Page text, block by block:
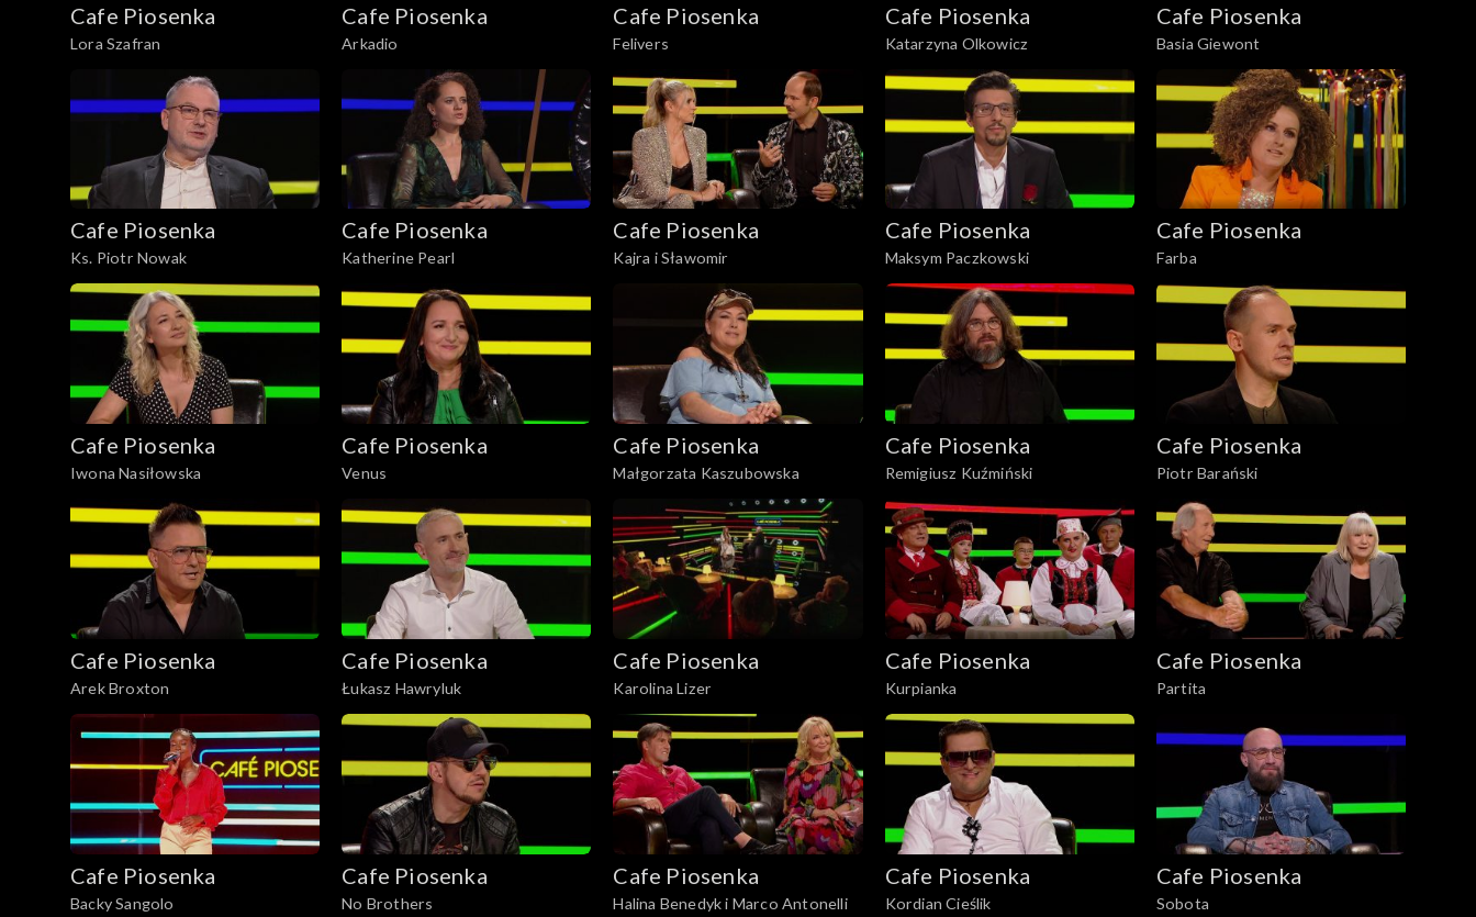
Cafe Piosenka
Lora Szafran
Cafe Piosenka
Arkadio
Cafe Piosenka
Felivers
Cafe Piosenka
Katarzyna Olkowicz
Cafe Piosenka
Basia Giewont
Cafe Piosenka
Ks. Piotr Nowak
Cafe Piosenka
Katherine Pearl
Cafe Piosenka
Kajra i Sławomir
Cafe Piosenka
Maksym Paczkowski
Cafe Piosenka
Farba
Cafe Piosenka
Iwona Nasiłowska
Cafe Piosenka
Venus
Cafe Piosenka
Małgorzata Kaszubowska
Cafe Piosenka
Remigiusz Kuźmiński
Cafe Piosenka
Piotr Barański
Cafe Piosenka
Arek Broxton
Cafe Piosenka
Łukasz Hawryluk
Cafe Piosenka
Karolina Lizer
Cafe Piosenka
Kurpianka
Cafe Piosenka
Partita
Cafe Piosenka
Backy Sangolo
Cafe Piosenka
No Brothers
Cafe Piosenka
Halina Benedyk i Marco Antonelli
Cafe Piosenka
Kordian Cieślik
Cafe Piosenka
Sobota